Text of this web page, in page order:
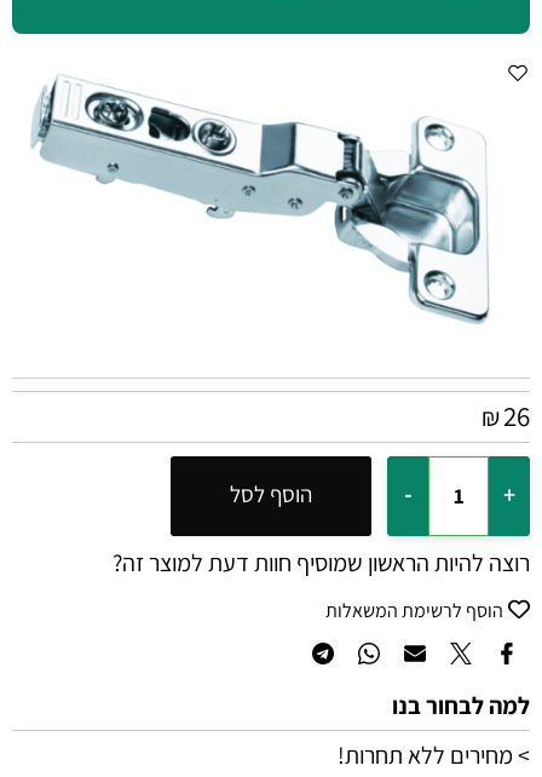
₪26
הוסף לסל
רוצה להיות הראשון שמוסיף חוות דעת למוצר זה?
הוסף לרשימת המשאלות
למה לבחור בנו
> מחירים ללא תחרות!